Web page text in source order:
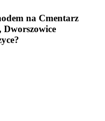
na Cmentarz